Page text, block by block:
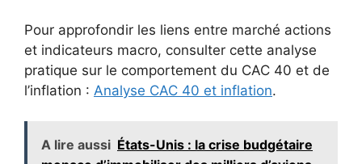
Pour approfondir les liens entre marché actions
et indicateurs macro, consulter cette analyse
pratique sur le comportement du CAC 40 et de
l’inflation : Analyse CAC 40 et inflation.
A lire aussi États-Unis : la crise budgétaire